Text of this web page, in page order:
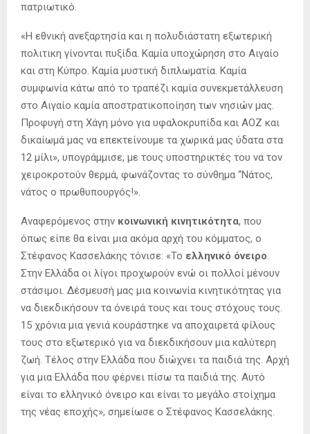
πατριωτικό.
«Η εθνική ανεξαρτησία και η πολυδιάστατη εξωτερική
πολιτικη γίνονται πυξίδα. Καμία υποχώρηση στο Αιγαίο
και στη Κύπρο. Καμία μυστική διπλωματία. Καμία
συμφωνία κάτω από το τραπέζι καμία συνεκμετάλλευση
στο Αιγαίο καμία αποστρατικοποίηση των νησιών μας.
Προφυγή στη Χάγη μόνο για υφαλοκρυπίδα και ΑΟΖ και
δικαίωμά μας να επεκτείνουμε τα χωρικά μας ύδατα στα
12 μίλι», υπογράμμισε, με τους υποστηρικτές του να τον
χειροκροτούν θερμά, φωνάζοντας το σύνθημα “Νάτος,
νάτος ο πρωθυπουργός!».
Αναφερόμενος στην κοινωνική κινητικότητα, που
όπως είπε θα είναι μια ακόμα αρχή του κόμματος, ο
Στέφανος Κασσελάκης τόνισε: «Το ελληνικό όνειρο.
Στην Ελλάδα οι λίγοι προχωρούν ενώ οι πολλοί μένουν
στάσιμοι. Δέσμευσή μας μια κοινωνία κινητικότητας για
να διεκδικήσουν τα όνειρά τους και τους στόχους τους.
15 χρόνια μια γενιά κουράστηκε να αποχαιρετά φίλους
τους στο εξωτερικό για να διεκδικήσουν μια καλύτερη
ζωή. Τέλος στην Ελλάδα που διώχνει τα παιδιά της. Αρχή
για μια Ελλάδα που φέρνει πίσω τα παιδιά της. Αυτό
είναι το ελληνικό όνειρο και είναι το μεγάλο στοίχημα
της νέας εποχής», σημείωσε ο Στέφανος Κασσελάκης.